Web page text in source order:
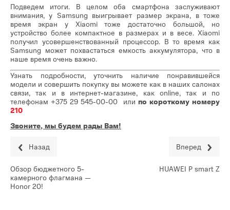
Подведем итоги. В целом оба смартфона заслуживают
внимания, у Samsung выигрывает размер экрана, в тоже
время экран у Xiaomi тоже достаточно большой, но
устройство более компактное в размерах и в весе. Xiaomi
получил усовершенствованный процессор. В то время как
Samsung может похвастаться емкость аккумулятора, что в
наше время очень важно.
Узнать подробности, уточнить наличие понравившейся
модели и совершить покупку вы можете как в наших салонах
связи, так и в интернет-магазине, как online, так и по
телефонам +375 29 545-00-00 или по короткому номеру
210
Звоните, мы будем рады Вам!
Назад
Обзор бюджетного 5-
камерного флагмана —
Honor 20!
Вперед
HUAWEI P smart Z